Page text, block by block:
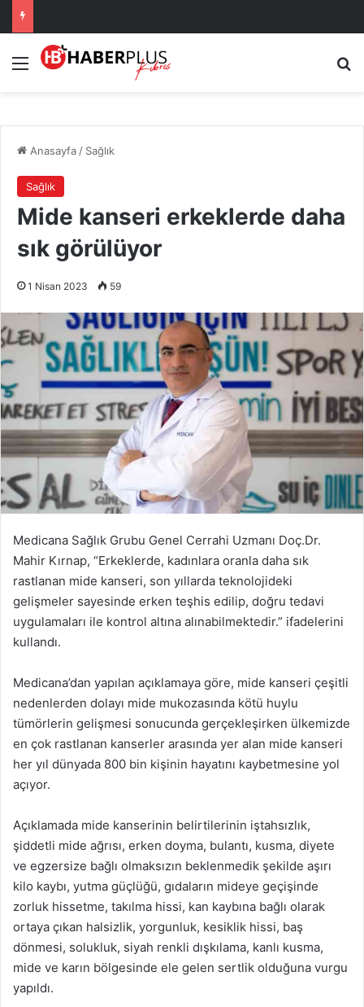
Menü
Anasayfa/ Sağlık
Sağlık
Mide kanseri erkeklerde daha
sık görülüyor
1 Nisan 2023 59
Medicana Sağlık Grubu Genel Cerrahi Uzmanı Doç.Dr.
Mahir Kırnap, “Erkeklerde, kadınlara oranla daha sık
rastlanan mide kanseri, son yıllarda teknolojideki
gelişmeler sayesinde erken teşhis edilip, doğru tedavi
uygulamaları ile kontrol altına alınabilmektedir.” ifadelerini
kullandı.
Medicana’dan yapılan açıklamaya göre, mide kanseri çeşitli
nedenlerden dolayı mide mukozasında kötü huylu
tümörlerin gelişmesi sonucunda gerçekleşirken ülkemizde
en çok rastlanan kanserler arasında yer alan mide kanseri
her yıl dünyada 800 bin kişinin hayatını kaybetmesine yol
açıyor.
Açıklamada mide kanserinin belirtilerinin iştahsızlık,
şiddetli mide ağrısı, erken doyma, bulantı, kusma, diyete
ve egzersize bağlı olmaksızın beklenmedik şekilde aşırı
kilo kaybı, yutma güçlüğü, gıdaların mideye geçişinde
zorluk hissetme, takılma hissi, kan kaybına bağlı olarak
ortaya çıkan halsizlik, yorgunluk, kesiklik hissi, baş
dönmesi, solukluk, siyah renkli dışkılama, kanlı kusma,
mide ve karın bölgesinde ele gelen sertlik olduğuna vurgu
yapıldı.